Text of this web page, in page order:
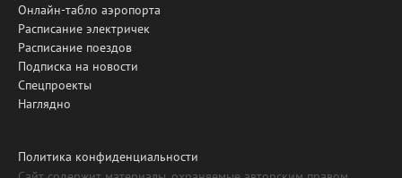
Онлайн-табло аэропорта
Расписание электричек
Расписание поездов
Подписка на новости
Спецпроекты
Наглядно
Политика конфиденциальности